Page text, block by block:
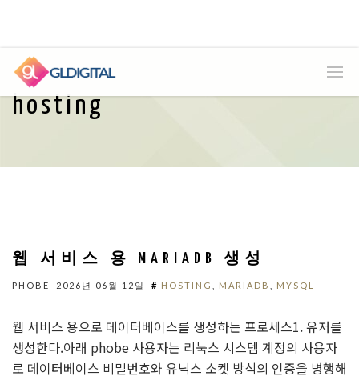
hosting
웹 서비스 용 MARIADB 생성
PHOBE 2026년 06월 12일 # HOSTING MARIADB MYSQL
웹 서비스 용으로 데이터베이스를 생성하는 프로세스1. 유저를
생성한다.아래 phobe 사용자는 리눅스 시스템 계정의 사용자
로 데이터베이스 비밀번호와 유닉스 소켓 방식의 인증을 병행해